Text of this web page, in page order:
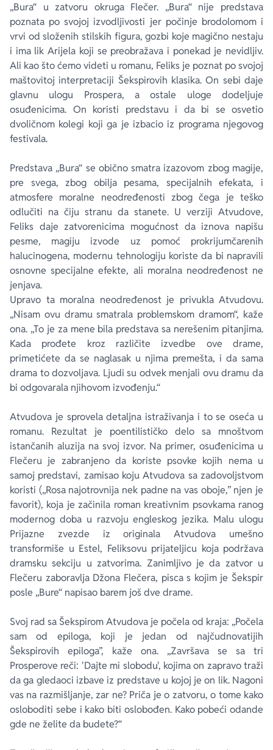
„Bura“ u zatvoru okruga Flečer. „Bura“ nije predstava
poznata po svojoj izvodljivosti jer počinje brodolomom i
vrvi od složenih stilskih figura, gozbi koje magično nestaju
i ima lik Arijela koji se preobražava i ponekad je nevidljiv.
Ali kao što ćemo videti u romanu, Feliks je poznat po svojoj
maštovitoj interpretaciji Šekspirovih klasika. On sebi daje
glavnu ulogu Prospera, a ostale uloge dodeljuje
osuđenicima. On koristi predstavu i da bi se osvetio
dvoličnom kolegi koji ga je izbacio iz programa njegovog
festivala.
Predstava „Bura“ se obično smatra izazovom zbog magije,
pre svega, zbog obilja pesama, specijalnih efekata, i
atmosfere moralne neodređenosti zbog čega je teško
odlučiti na čiju stranu da stanete. U verziji Atvudove,
Feliks daje zatvorenicima mogućnost da iznova napišu
pesme, magiju izvode uz pomoć prokrijumčarenih
halucinogena, modernu tehnologiju koriste da bi napravili
osnovne specijalne efekte, ali moralna neodređenost ne
jenjava.
Upravo ta moralna neodređenost je privukla Atvudovu.
„Nisam ovu dramu smatrala problemskom dramom“, kaže
ona. „To je za mene bila predstava sa nerešenim pitanjima.
Kada prođete kroz različite izvedbe ove drame,
primetićete da se naglasak u njima premešta, i da sama
drama to dozvoljava. Ljudi su odvek menjali ovu dramu da
bi odgovarala njihovom izvođenju.“
Atvudova je sprovela detaljna istraživanja i to se oseća u
romanu. Rezultat je poentilističko delo sa mnoštvom
istančanih aluzija na svoj izvor. Na primer, osuđenicima u
Flečeru je zabranjeno da koriste psovke kojih nema u
samoj predstavi, zamisao koju Atvudova sa zadovoljstvom
koristi („Rosa najotrovnija nek padne na vas oboje,” njen je
favorit), koja je začinila roman kreativnim psovkama ranog
modernog doba u razvoju engleskog jezika. Malu ulogu
Prijazne zvezde iz originala Atvudova umešno
transformiše u Estel, Feliksovu prijateljicu koja podržava
dramsku sekciju u zatvorima. Zanimljivo je da zatvor u
Flečeru zaboravlja Džona Flečera, pisca s kojim je Šekspir
posle „Bure“ napisao barem još dve drame.
Svoj rad sa Šekspirom Atvudova je počela od kraja: „Počela
sam od epiloga, koji je jedan od najčudnovatijih
Šekspirovih epiloga”, kaže ona. „Završava se sa tri
Prosperove reči: 'Dajte mi slobodu', kojima on zapravo traži
da ga gledaoci izbave iz predstave u kojoj je on lik. Nagoni
vas na razmišljanje, zar ne? Priča je o zatvoru, o tome kako
osloboditi sebe i kako biti oslobođen. Kako pobeći odande
gde ne želite da budete?“